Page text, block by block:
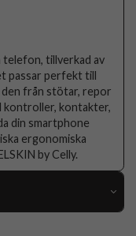
tillverkad av
passar perfekt till
den från stötar, repor
kontroller, kontakter,
din smartphone
ergonomiska
by Celly.